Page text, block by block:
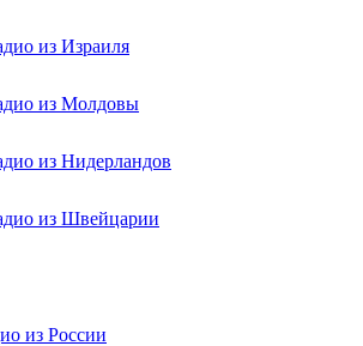
из Израиля
из Молдовы
из Нидерландов
из Швейцарии
из России